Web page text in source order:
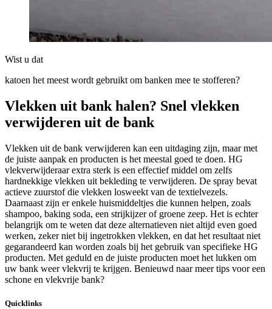
Wist u dat
katoen het meest wordt gebruikt om banken mee te stofferen?
Vlekken uit bank halen? Snel vlekken
verwijderen uit de bank
Vlekken uit de bank verwijderen kan een uitdaging zijn, maar met
de juiste aanpak en producten is het meestal goed te doen. HG
vlekverwijderaar extra sterk is een effectief middel om zelfs
hardnekkige vlekken uit bekleding te verwijderen. De spray bevat
actieve zuurstof die vlekken losweekt van de textielvezels.
Daarnaast zijn er enkele huismiddeltjes die kunnen helpen, zoals
shampoo, baking soda, een strijkijzer of groene zeep. Het is echter
belangrijk om te weten dat deze alternatieven niet altijd even goed
werken, zeker niet bij ingetrokken vlekken, en dat het resultaat niet
gegarandeerd kan worden zoals bij het gebruik van specifieke HG
producten. Met geduld en de juiste producten moet het lukken om
uw bank weer vlekvrij te krijgen. Benieuwd naar meer tips voor een
schone en vlekvrije bank?
Quicklinks